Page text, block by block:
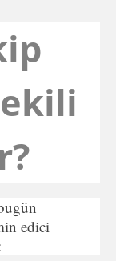
edici